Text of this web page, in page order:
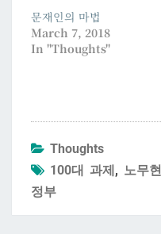
문재인의 마법
March 7, 2018
In "Thoughts"
Thoughts
100대 과제, 노무현
정부